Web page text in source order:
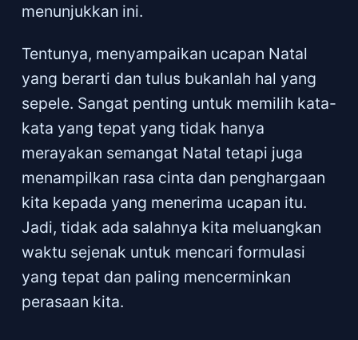
menunjukkan ini.
Tentunya, menyampaikan ucapan Natal
yang berarti dan tulus bukanlah hal yang
sepele. Sangat penting untuk memilih kata-
kata yang tepat yang tidak hanya
merayakan semangat Natal tetapi juga
menampilkan rasa cinta dan penghargaan
kita kepada yang menerima ucapan itu.
Jadi, tidak ada salahnya kita meluangkan
waktu sejenak untuk mencari formulasi
yang tepat dan paling mencerminkan
perasaan kita.